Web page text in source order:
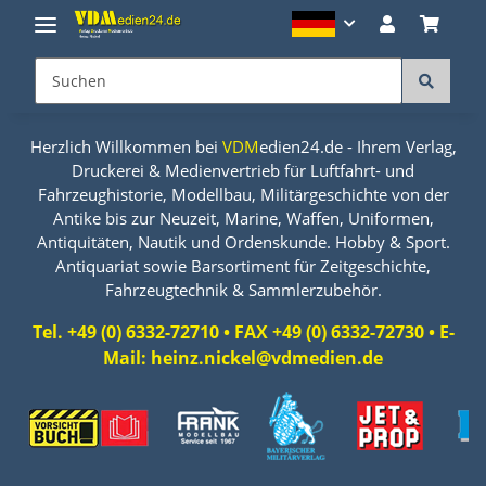
Herzlich Willkommen bei VDMedien24.de - Ihrem Verlag,
Druckerei & Medienvertrieb für Luftfahrt- und
Fahrzeughistorie, Modellbau, Militärgeschichte von der
Antike bis zur Neuzeit, Marine, Waffen, Uniformen,
Antiquitäten, Nautik und Ordenskunde. Hobby & Sport.
Antiquariat sowie Barsortiment für Zeitgeschichte,
Fahrzeugtechnik & Sammlerzubehör.
Tel. +49 (0) 6332-72710 • FAX +49 (0) 6332-72730 • E-
Mail: heinz.nickel@vdmedien.de